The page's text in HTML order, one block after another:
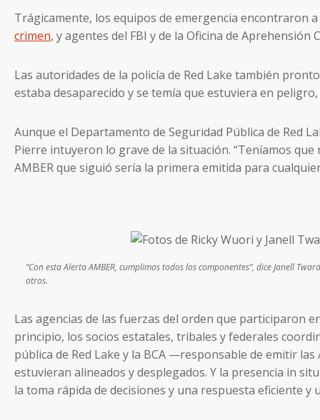
Trágicamente, los equipos de emergencia encontraron
crimen, y agentes del FBI y de la Oficina de
Las autoridades de la policía de Red Lake también
estaba desaparecido y se temía que estuviera en
Aunque el Departamento de Seguridad Pública de Red
Pierre intuyeron lo grave de la situación. “Teníamos
AMBER que siguió sería la primera emitida para
“Con esta Alerta AMBER, cumplimos todos los componentes”, dice Janell
otros.
Las agencias de las fuerzas del orden que participaron
principio, los socios estatales, tribales y federales
pública de Red Lake y la BCA —responsable de emitir
estuvieran alineados y desplegados. Y la presencia in
la toma rápida de decisiones y una respuesta eficiente y